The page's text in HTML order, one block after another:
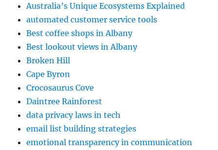
Australia’s Unique Ecosystems Explained
automated customer service tools
Best coffee shops in Albany
Best lookout views in Albany
Broken Hill
Cape Byron
Crocosaurus Cove
Daintree Rainforest
data privacy laws in tech
email list building strategies
emotional transparency in communication